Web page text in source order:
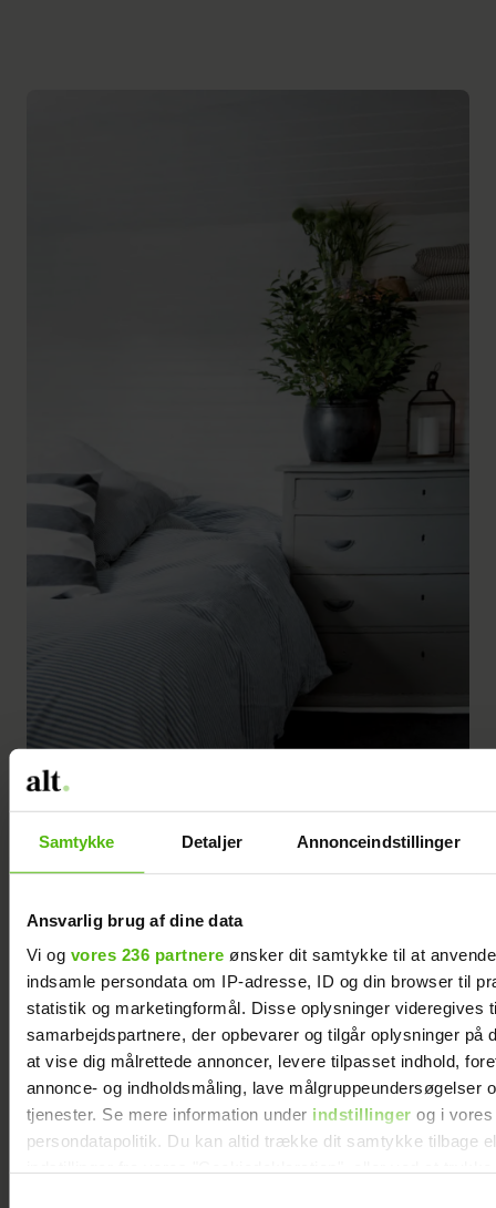
Samtykke Detaljer Annonceindstillinger
Ansvarlig brug af dine data
Vi og vores 236 partnere ønsker dit samtykke til at
indsamle persondata om IP-adresse, ID og din browser til
statistik og marketingformål. Disse oplysninger videregives
samarbejdspartnere, der opbevarer og tilgår oplysninger på
at vise dig målrettede annoncer, levere tilpasset indhold,
annonce- og indholdsmåling, lave målgruppeundersøgelser
tjenester. Se mere information under indstillinger og i vores
persondatapolitik. Du kan altid trække dit samtykke tilbage
cool grey 11 fra Flügger. Stribet sengetøj og puder fra Tine K Home,
sort vase og lanterne fra Strandgårdbutik.
Frederikkes tips til at skabe
strandstemning
Striber på gulvtæpper, puder og
plaider giver en hyggelig